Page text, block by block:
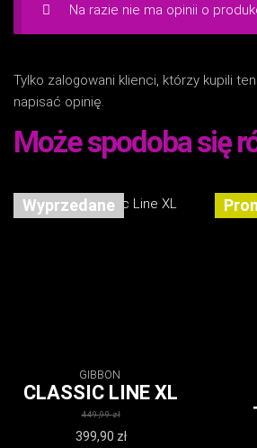
Na razie nie ma opinii o
Tylko zalogowani klienci, którzy kupili
napisać opinię.
Może spodoba się
Wyprzedane
Promo!
GIBBON
CLASSIC LINE XL
449,99zł
Pierwotna
399,90 zł